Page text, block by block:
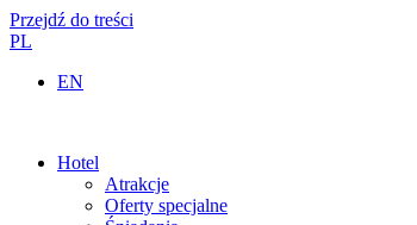
Przejdź do treści
PL
EN
Hotel
Atrakcje
Oferty specjalne